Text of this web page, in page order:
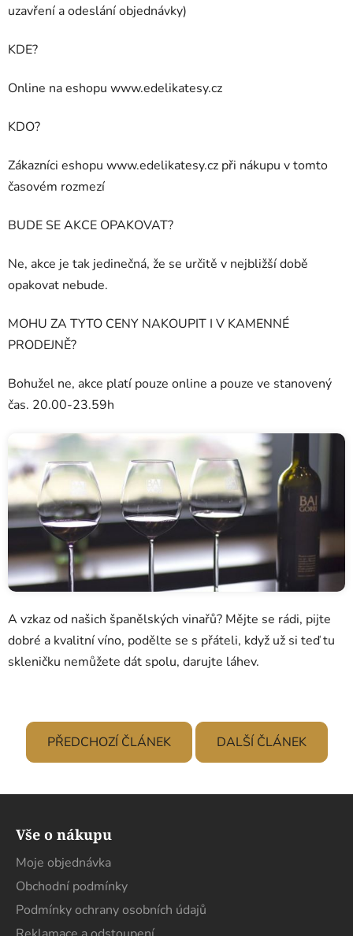
uzavření a odeslání objednávky)
KDE?
Online na eshopu www.edelikatesy.cz
KDO?
Zákazníci eshopu www.edelikatesy.cz při nákupu v tomto
časovém rozmezí
BUDE SE AKCE OPAKOVAT?
Ne, akce je tak jedinečná, že se určitě v nejbližší době
opakovat nebude.
MOHU ZA TYTO CENY NAKOUPIT I V KAMENNÉ
PRODEJNĚ?
Bohužel ne, akce platí pouze online a pouze ve stanovený
čas. 20.00-23.59h
A vzkaz od našich španělských vinařů? Mějte se rádi, pijte
dobré a kvalitní víno, podělte se s přáteli, když už si teď tu
skleničku nemůžete dát spolu, darujte láhev.
PŘEDCHOZÍ ČLÁNEK DALŠÍ ČLÁNEK
Vše o nákupu
Moje objednávka
Obchodní podmínky
Podmínky ochrany osobních údajů